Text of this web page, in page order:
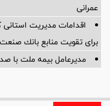
عمرانی
اقدامات مدیریت
برای تقویت منابع بانك
مدیرعامل بیمه ملت با